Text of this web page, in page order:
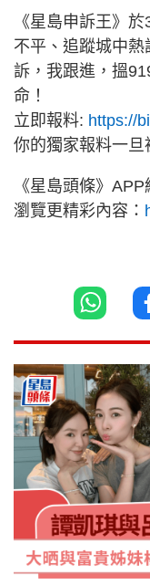
《星島申訴王》
不平、追蹤城中
訴，我跟進，搵
命！
立即報料: https://
你的獨家報料一旦
《星島頭條》
瀏覽更精彩內容：